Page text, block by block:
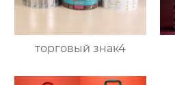
торговый знак4